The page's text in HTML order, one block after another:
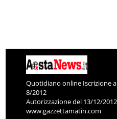
Quotidiano online Iscrizione
8/2012
Autorizzazione del 13/12/2012
www.gazzettamatin.com